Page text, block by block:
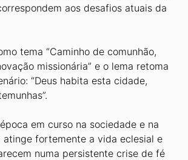
aos desafios atuais da
tema “Caminho de comunhão,
missionária” e o lema retoma
“Deus habita esta cidade,
em curso na sociedade e na
atinge fortemente a vida eclesial e
numa persistente crise de fé